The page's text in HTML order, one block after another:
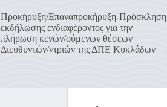
Προκήρυξη/Επαναπροκήρυξη-Πρόσκληση
εκδήλωσης ενδιαφέροντος για την
πλήρωση κενών/ούμενων θέσεων
Διευθυντών/ντριών της ΔΠΕ Κυκλάδων